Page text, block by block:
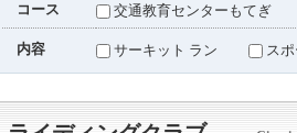
JOY耐
コース 交通教育センターもてぎ
内容 サーキット ラン ス